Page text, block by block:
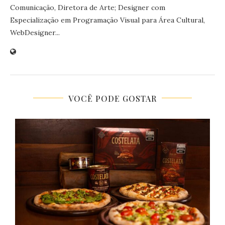
Comunicação, Diretora de Arte; Designer com
Especialização em Programação Visual para Área Cultural,
WebDesigner...
VOCÊ PODE GOSTAR